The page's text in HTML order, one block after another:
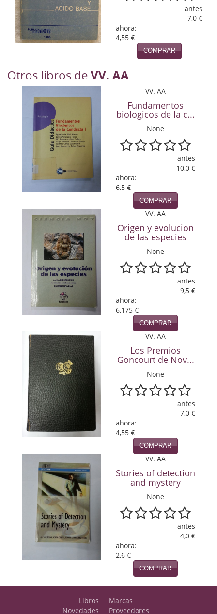
Novela fantástica
Novela histórica
Novela negra
Otros idiomas
Papás, Mamás, bebés...
Papás, Mamás, Bebés...
Papás, Mamás, Bebés…
Psicología. Educación
Segunda Guerra Mundial
Sobre Madrid
Terrorismo
Varios
Viajes
Viajesç
antes
7,0 €
ahora:
4,55 €
COMPRAR
Otros libros deVV. AA
VV. AA
Fundamentos
biologicos de la c...
None
antes
10,0 €
ahora:
6,5 €
COMPRAR
VV. AA
Origen y evolucion
de las especies
None
antes
9,5 €
ahora:
6,175 €
COMPRAR
VV. AA
Los Premios
Goncourt de Nov...
None
antes
7,0 €
ahora:
4,55 €
COMPRAR
VV. AA
Stories of detection
and mystery
None
antes
4,0 €
ahora:
2,6 €
COMPRAR
Libros
Novedades
Marcas
Proveedores